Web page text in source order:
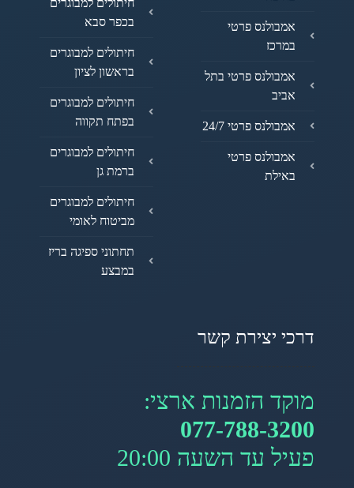
אמבולנס פרטי
במרכז
אמבולנס פרטי בתל
אביב
אמבולנס פרטי 24/7
אמבולנס פרטי
באילת
חיתולים למבוגרים
בכפר סבא
חיתולים למבוגרים
בראשון לציון
חיתולים למבוגרים
בפתח תקווה
חיתולים למבוגרים
ברמת גן
חיתולים למבוגרים
מביטוח לאומי
תחתוני ספיגה בריז
במבצע
דרכי יצירת קשר
מוקד הזמנות ארצי:
077-788-3200
פעיל עד השעה 20:00